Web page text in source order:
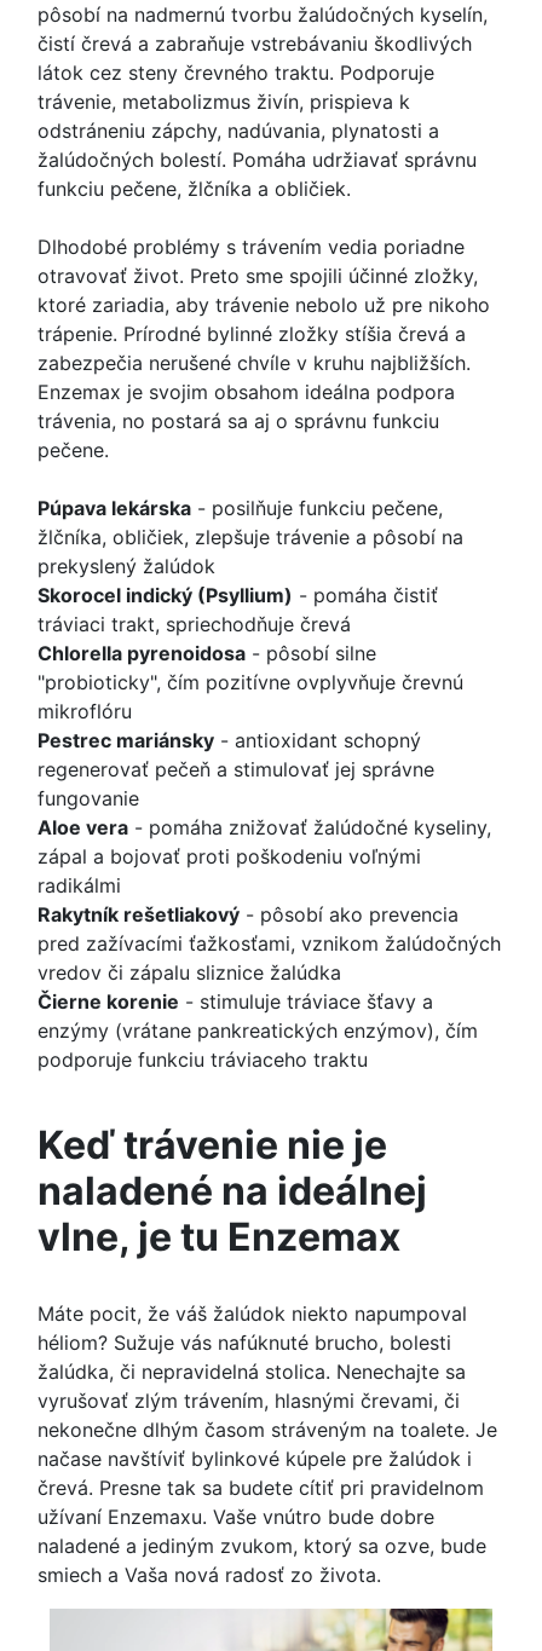
pôsobí na nadmernú tvorbu žalúdočných kyselín,
čistí črevá a zabraňuje vstrebávaniu škodlivých
látok cez steny črevného traktu. Podporuje
trávenie, metabolizmus živín, prispieva k
odstráneniu zápchy, nadúvania, plynatosti a
žalúdočných bolestí. Pomáha udržiavať správnu
funkciu pečene, žlčníka a obličiek.
Dlhodobé problémy s trávením vedia poriadne
otravovať život. Preto sme spojili účinné zložky,
ktoré zariadia, aby trávenie nebolo už pre nikoho
trápenie. Prírodné bylinné zložky stíšia črevá a
zabezpečia nerušené chvíle v kruhu najbližších.
Enzemax je svojim obsahom ideálna podpora
trávenia, no postará sa aj o správnu funkciu
pečene.
Púpava lekárska - posilňuje funkciu pečene,
žlčníka, obličiek, zlepšuje trávenie a pôsobí na
prekyslený žalúdok
Skorocel indický (Psyllium) - pomáha čistiť
tráviaci trakt, spriechodňuje črevá
Chlorella pyrenoidosa - pôsobí silne
"probioticky", čím pozitívne ovplyvňuje črevnú
mikroflóru
Pestrec mariánsky - antioxidant schopný
regenerovať pečeň a stimulovať jej správne
fungovanie
Aloe vera - pomáha znižovať žalúdočné kyseliny,
zápal a bojovať proti poškodeniu voľnými
radikálmi
Rakytník rešetliakový - pôsobí ako prevencia
pred zažívacími ťažkosťami, vznikom žalúdočných
vredov či zápalu sliznice žalúdka
Čierne korenie - stimuluje tráviace šťavy a
enzýmy (vrátane pankreatických enzýmov), čím
podporuje funkciu tráviaceho traktu
Keď trávenie nie je
naladené na ideálnej
vlne, je tu Enzemax
Máte pocit, že váš žalúdok niekto napumpoval
héliom? Sužuje vás nafúknuté brucho, bolesti
žalúdka, či nepravidelná stolica. Nenechajte sa
vyrušovať zlým trávením, hlasnými črevami, či
nekonečne dlhým časom stráveným na toalete. Je
načase navštíviť bylinkové kúpele pre žalúdok i
črevá. Presne tak sa budete cítiť pri pravidelnom
užívaní Enzemaxu. Vaše vnútro bude dobre
naladené a jediným zvukom, ktorý sa ozve, bude
smiech a Vaša nová radosť zo života.